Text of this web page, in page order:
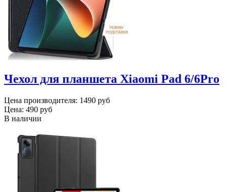
Чехол для планшета Xiaomi Pad 6/6Pro
Цена производителя: 1490 руб
Цена: 490 руб
В наличии